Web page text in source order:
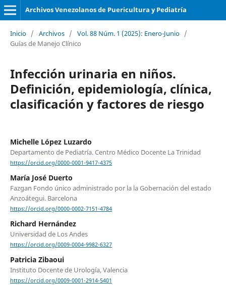
Archivos Venezolanos de Puericultura y Pediatría
Inicio / Archivos / Vol. 88 Núm. 1 (2025): Enero-Junio /
Guías de Manejo Clínico
Infección urinaria en niños.
Definición, epidemiología, clínica,
clasificación y factores de riesgo
Michelle López Luzardo
Departamento de Pediatría. Centro Médico Docente La Trinidad
https://orcid.org/0000-0001-9417-4375
María José Duerto
Fazgan Fondo único administrado por la la Gobernación del estado
Anzoátegui. Barcelona
https://orcid.org/0000-0002-7151-4784
Richard Hernández
Universidad de Los Andes
https://orcid.org/0009-0004-9982-6327
Patricia Zibaoui
Instituto Docente de Urología, Valencia
https://orcid.org/0009-0001-2914-5401